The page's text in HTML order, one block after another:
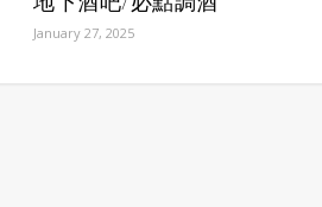
January 27, 2025